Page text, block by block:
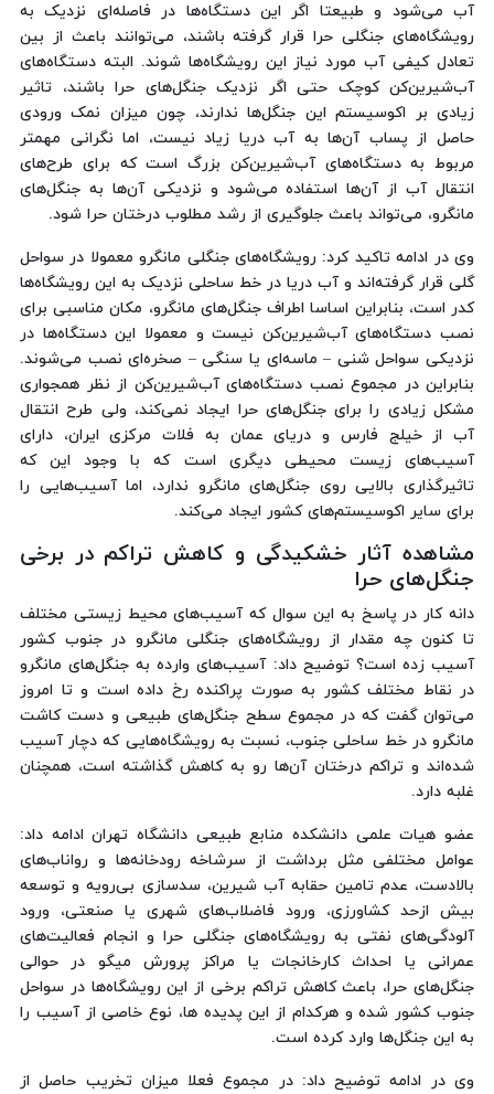
آب می‌شود و طبیعتا اگر این دستگاه‌ها در فاصله‌ای نزدیک به
رویشگاه‌های جنگلی حرا قرار گرفته باشند، می‌توانند باعث از بین
تعادل کیفی آب مورد نیاز این رویشگاه‌ها شوند. البته دستگاه‌های
آب‌شیرین‌کن کوچک حتی اگر نزدیک جنگل‌های حرا باشند، تاثیر
زیادی بر اکوسیستم این جنگل‌ها ندارند، چون میزان نمک ورودی
حاصل از پساب آن‌ها به آب دریا زیاد نیست، اما نگرانی مهمتر
مربوط به دستگاه‌های آب‌شیرین‌کن بزرگ است که برای طرح‌های
انتقال آب از آن‌ها استفاده می‌شود و نزدیکی آن‌ها به جنگل‌های
مانگرو، می‌تواند باعث جلوگیری از رشد مطلوب درختان حرا شود.
وی در ادامه تاکید کرد: رویشگاه‌های جنگلی مانگرو معمولا در سواحل
گلی قرار گرفته‌اند و آب دریا در خط ساحلی نزدیک به این رویشگاه‌ها
کدر است، بنابراین اساسا اطراف جنگل‌های مانگرو، مکان مناسبی برای
نصب دستگاه‌های آب‌شیرین‌کن نیست و معمولا این دستگاه‌ها در
نزدیکی سواحل شنی – ماسه‌ای یا سنگی – صخره‌ای نصب می‌شوند.
بنابراین در مجموع نصب دستگاه‌های آب‌شیرین‌کن از نظر همجواری
مشکل زیادی را برای جنگل‌های حرا ایجاد نمی‌کند، ولی طرح انتقال
آب از خیلج فارس و دریای عمان به فلات مرکزی ایران، دارای
آسیب‌های زیست محیطی دیگری است که با وجود این که
تاثیرگذاری بالایی روی جنگل‌های مانگرو ندارد، اما آسیب‌هایی را
برای سایر اکوسیستم‌های کشور ایجاد می‌کند.
مشاهده آثار خشکیدگی و کاهش تراکم در برخی
جنگل‌های حرا
دانه کار در پاسخ به این سوال که آسیب‌های محیط زیستی مختلف
تا کنون چه مقدار از رویشگاه‌های جنگلی مانگرو در جنوب کشور
آسیب زده است؟ توضیح داد: آسیب‌های وارده به جنگل‌های مانگرو
در نقاط مختلف کشور به صورت پراکنده رخ داده است و تا امروز
می‌توان گفت که در مجموع سطح جنگل‌های طبیعی و دست کاشت
مانگرو در خط ساحلی جنوب، نسبت به رویشگاه‌هایی که دچار آسیب
شده‌اند و تراکم درختان آن‌ها رو به کاهش گذاشته است، همچنان
غلبه دارد.
عضو هیات علمی دانشکده منابع طبیعی دانشگاه تهران ادامه داد:
عوامل مختلفی مثل برداشت از سرشاخه رودخانه‌ها و رواناب‌های
بالادست، عدم تامین حقابه آب شیرین، سدسازی بی‌رویه و توسعه
بیش ازحد کشاورزی، ورود فاضلاب‌های شهری یا صنعتی، ورود
آلودگی‌های نفتی به رویشگاه‌های جنگلی حرا و انجام فعالیت‌های
عمرانی یا احداث کارخانجات یا مراکز پرورش میگو در حوالی
جنگل‌های حرا، باعث کاهش تراکم برخی از این رویشگاه‌ها در سواحل
جنوب کشور شده و هرکدام از این پدیده ها، نوع خاصی از آسیب را
به این جنگل‌ها وارد کرده است.
وی در ادامه توضیح داد: در مجموع فعلا میزان تخریب حاصل از